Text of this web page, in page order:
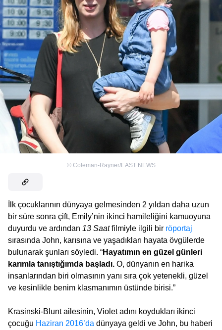
© Coleman-Rayner/EAST NEWS
İlk çocuklarının dünyaya gelmesinden 2 yıldan daha uzun
bir süre sonra çift, Emily’nin ikinci hamileliğini kamuoyuna
duyurdu ve ardından 13 Saatfilmiyle ilgili bir röportaj
sırasında John, karısına ve yaşadıkları hayata övgülerde
bulunarak şunları söyledi. “Hayatımın en güzel günleri
karımla tanıştığımda başladı. O, dünyanın en harika
insanlarından biri olmasının yanı sıra çok yetenekli, güzel
ve kesinlikle benim klasmanımın üstünde birisi.”
Krasinski-Blunt ailesinin, Violet adını koydukları ikinci
çocuğu Haziran 2016’da dünyaya geldi ve John, bu haberi